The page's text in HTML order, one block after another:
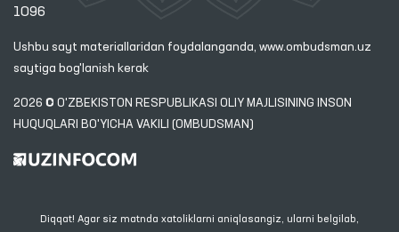
1096
Ushbu sayt materiallaridan foydalanganda, www.ombudsman.uz
saytiga bog'lanish kerak
2026 © O'ZBEKISTON RESPUBLIKASI OLIY MAJLISINING INSON
HUQUQLARI BO'YICHA VAKILI (OMBUDSMAN)
Diqqat! Agar siz matnda xatoliklarni aniqlasangiz, ularni belgilab,